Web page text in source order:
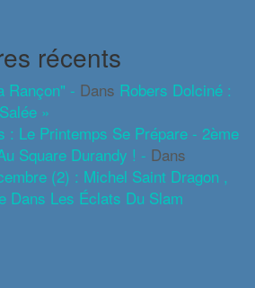
récents
Rançon" - Dans Robers Dolciné :
»
: Le Printemps Se Prépare - 2ème
Square Durandy ! - Dans
(2) : Michel Saint Dragon ,
Dans Les Éclats Du Slam